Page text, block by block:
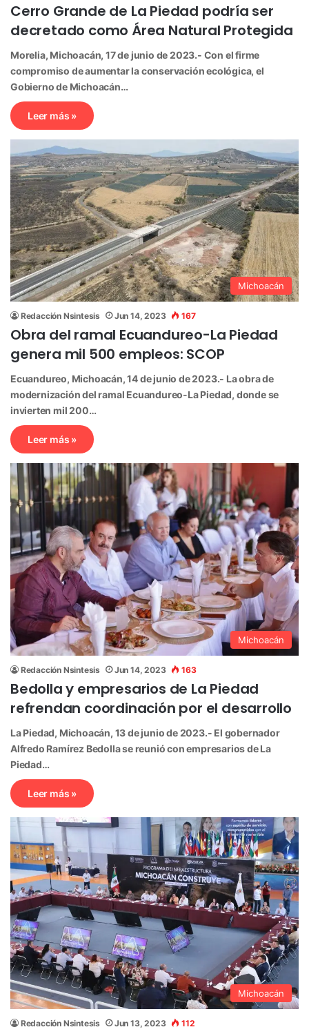
Cerro Grande de La Piedad podría ser
decretado como Área Natural Protegida
Morelia, Michoacán, 17 de junio de 2023.- Con el firme
compromiso de aumentar la conservación ecológica, el
Gobierno de Michoacán…
Leer más »
Michoacán
Redacción Nsintesis Jun 14, 2023 167
Obra del ramal Ecuandureo-La Piedad
genera mil 500 empleos: SCOP
Ecuandureo, Michoacán, 14 de junio de 2023.- La obra de
modernización del ramal Ecuandureo-La Piedad, donde se
invierten mil 200…
Leer más »
Michoacán
Redacción Nsintesis Jun 14, 2023 163
Bedolla y empresarios de La Piedad
refrendan coordinación por el desarrollo
La Piedad, Michoacán, 13 de junio de 2023.- El gobernador
Alfredo Ramírez Bedolla se reunió con empresarios de La
Piedad…
Leer más »
Michoacán
Redacción Nsintesis Jun 13, 2023 112